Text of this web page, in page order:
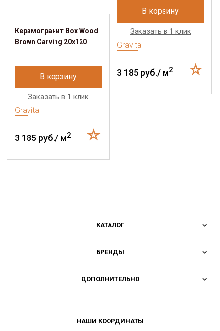
Керамогранит Box Wood
Brown Carving 20x120
В корзину
Заказать в 1 клик
Gravita
3 185 руб./ м2
В корзину
Заказать в 1 клик
Gravita
3 185 руб./ м2
КАТАЛОГ
БРЕНДЫ
ДОПОЛНИТЕЛЬНО
НАШИ КООРДИНАТЫ